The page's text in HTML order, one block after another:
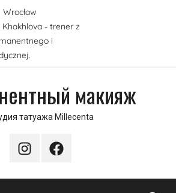
- trener z
i
макияж
татуажа Millecenta
InstagramFacebook